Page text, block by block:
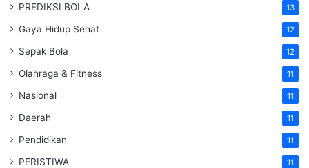
PREDIKSI BOLA 13
Gaya Hidup Sehat 12
Sepak Bola 12
Olahraga & Fitness 11
Nasional 11
Daerah 11
Pendidikan 11
PERISTIWA 11